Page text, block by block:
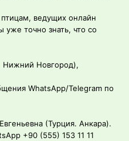
ведущих онлайн
уже точно знать, что со
Нижний Новгород),
WhatsApp/Telegram по
(Турция. Анкара).
+90 (555) 153 11 11